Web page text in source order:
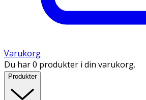
Varukorg
Du har 0 produkter i din varukorg.
Produkter